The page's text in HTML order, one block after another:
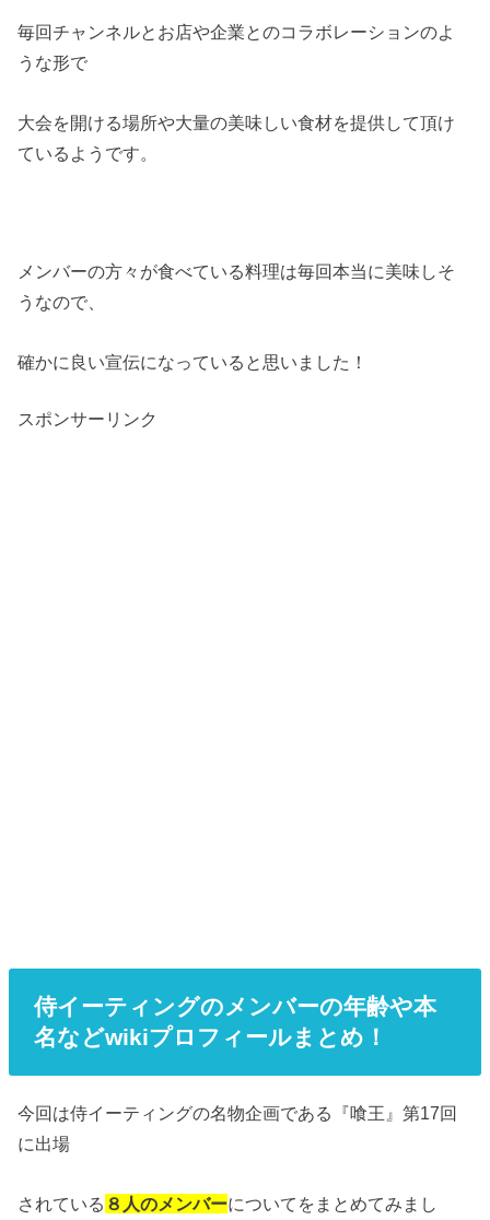
毎回チャンネルとお店や企業とのコラボレーションのよ
うな形で
大会を開ける場所や大量の美味しい食材を提供して頂け
ているようです。
メンバーの方々が食べている料理は毎回本当に美味しそ
うなので、
確かに良い宣伝になっていると思いました！
スポンサーリンク
侍イーティングのメンバーの年齢や本
名などwikiプロフィールまとめ！
今回は侍イーティングの名物企画である『喰王』第17回
に出場
されている ８人のメンバーについてをまとめてみまし